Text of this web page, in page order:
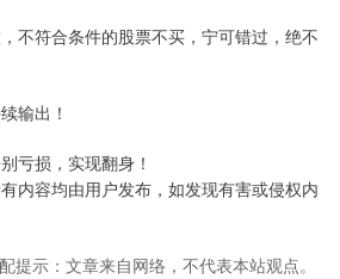
不符合条件的股票不买，宁可错过，绝不
输出！
亏损，实现翻身！
内容均由用户发布，如发现有害或侵权内
提示：文章来自网络，不代表本站观点。